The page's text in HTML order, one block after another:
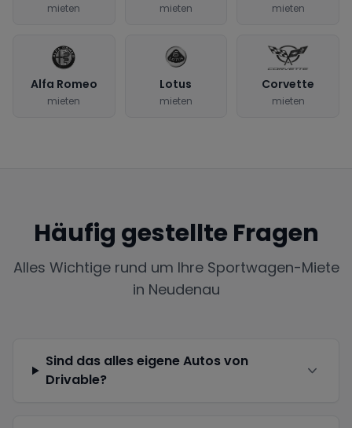
mieten mieten mieten
Alfa Romeo
mieten
Lotus
mieten
Corvette
mieten
Häufig gestellte Fragen
Alles Wichtige rund um Ihre Sportwagen-Miete
in Neudenau
Sind das alles eigene Autos von
Drivable?